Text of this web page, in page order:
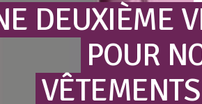
DEUXIÈME
POUR
VÊTEMENTS